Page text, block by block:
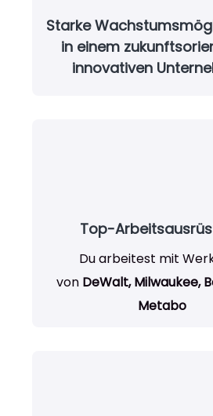
Starke
in einem
innovativen
Top-
Du arbeitest mit
von DeWalt, Milwaukee,
Metabo